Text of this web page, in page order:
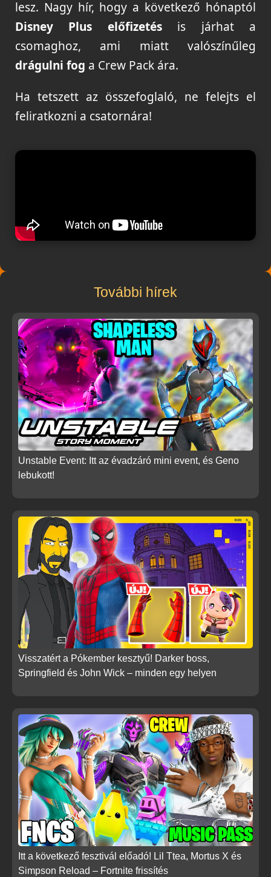
lesz. Nagy hír, hogy a következő hónaptól
Disney Plus előfizetésis járhat a
csomaghoz, ami miatt valószínűleg
drágulni fog a Crew Pack ára.
Ha tetszett az összefoglaló, ne felejts el
feliratkozni a csatornára!
További hírek
Unstable Event: Itt az évadzáró mini event, és Geno
lebukott!
Visszatért a Pókember kesztyű! Darker boss,
Springfield és John Wick – minden egy helyen
Itt a következő fesztivál előadó! Lil Ttea, Mortus X és
Simpson Reload – Fortnite frissítés